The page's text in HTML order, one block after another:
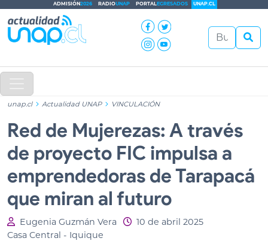
ADMISIÓN2026 RADIOUNAP PORTALEGRESADOS UNAP.CL
unap.cl Actualidad UNAP VINCULACIÓN
Red de Mujerezas: A través
de proyecto FIC impulsa a
emprendedoras de Tarapacá
que miran al futuro
Eugenia Guzmán Vera
10 de abril 2025
Casa Central - Iquique